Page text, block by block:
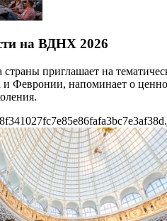
на ВДНХ 2026
страны приглашает на
Февронии, напоминает о